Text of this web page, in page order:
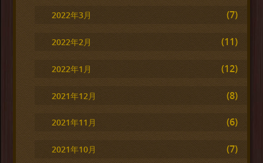
2022年3月 (7)
2022年2月 (11)
2022年1月 (12)
2021年12月 (8)
2021年11月 (6)
2021年10月 (7)